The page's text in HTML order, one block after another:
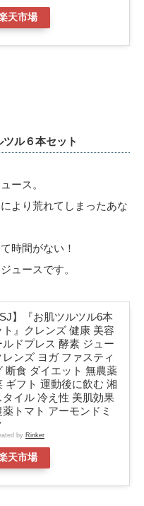
天市場
ル６本セット
ース。
より荒れてしまったあな
時間がない！
ュースです。
】『お肌ツルツル6本
ト』クレンズ 健康 美容
ルドプレス 酵素 ジュー
レンズ ヨガ ファスティ
断食 ダイエット 無農薬
ギフト 運動後に飲む 湘
タイル 冷え性 美肌効果
薬トマト アーモンドミ
by Rinker
天市場